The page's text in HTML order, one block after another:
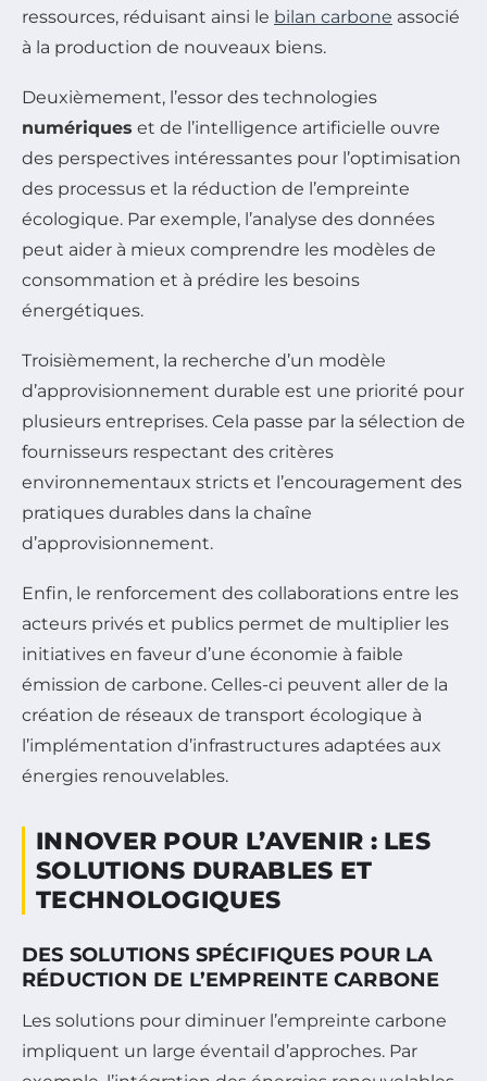
ressources, réduisant ainsi le bilan carbone associé
à la production de nouveaux biens.
Deuxièmement, l’essor des technologies
numériques et de l’intelligence artificielle ouvre
des perspectives intéressantes pour l’optimisation
des processus et la réduction de l’empreinte
écologique. Par exemple, l’analyse des données
peut aider à mieux comprendre les modèles de
consommation et à prédire les besoins
énergétiques.
Troisièmement, la recherche d’un modèle
d’approvisionnement durable est une priorité pour
plusieurs entreprises. Cela passe par la sélection de
fournisseurs respectant des critères
environnementaux stricts et l’encouragement des
pratiques durables dans la chaîne
d’approvisionnement.
Enfin, le renforcement des collaborations entre les
acteurs privés et publics permet de multiplier les
initiatives en faveur d’une économie à faible
émission de carbone. Celles-ci peuvent aller de la
création de réseaux de transport écologique à
l’implémentation d’infrastructures adaptées aux
énergies renouvelables.
INNOVER POUR L’AVENIR : LES
SOLUTIONS DURABLES ET
TECHNOLOGIQUES
DES SOLUTIONS SPÉCIFIQUES POUR LA
RÉDUCTION DE L’EMPREINTE CARBONE
Les solutions pour diminuer l’empreinte carbone
impliquent un large éventail d’approches. Par